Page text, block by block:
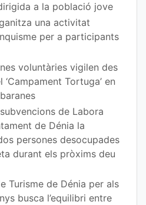
a la població jove
una activitat
per a participants
voluntàries vigilen des
Tortuga’ en
de Labora
de Dénia la
persones desocupades
durant els pròxims deu
Turisme de Dénia per als
busca l’equilibri entre